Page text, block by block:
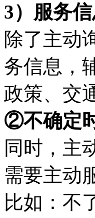
3）服务
除了主动
务信息，
政策、交
②不确定
同时，主
需要主动
比如：不